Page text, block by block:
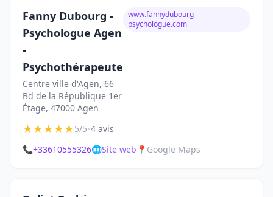
Fanny Dubourg -
Psychologue Agen
-
Psychothérapeute
Centre ville d'Agen, 66
Bd de la République 1er
Étage, 47000 Agen
www.fannydubourg-
psychologue.com
★★★★★5/5•4 avis
📞+33610555326🌐Site web 📍 Google Maps